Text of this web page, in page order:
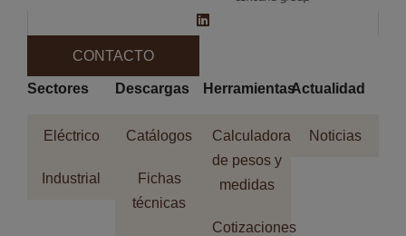
CONTACTO
Sectores
Eléctrico
Industrial
Descargas
Catálogos
Fichas
técnicas
Herramientas
Calculadora
de pesos y
medidas
Cotizaciones
Actualidad
Noticias